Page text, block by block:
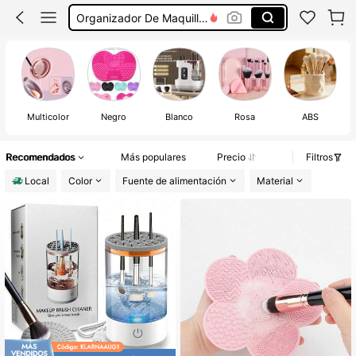
Lavador De Brochas
Limpiador De Brochas
Multicolor Negro Blanco Rosa ABS
Recomendados Más populares Precio
Filtros
Local
Color Fuente de alimentación Material
#1 Más vendidos
en Proveedores de limpieza del hogar Envío rápido